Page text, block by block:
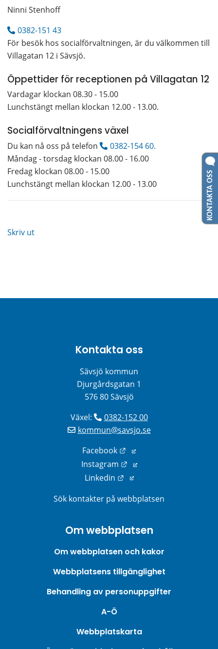
Ninni Stenhoff
0382-151 43
För besök hos socialförvaltningen, är du välkommen till
Villagatan 12 i Sävsjö.
Öppettider för receptionen på Villagatan 12
Vardagar klockan 08.30 - 15.00
Lunchstängt mellan klockan 12.00 - 13.00.
Socialförvaltningens växel
Du kan nå oss på telefon
0382-154 60.
Måndag - torsdag klockan 08.00 - 16.00
Fredag klockan 08.00 - 15.00
Lunchstängt mellan klockan 12.00 - 13.00
Skriv ut
Kontakta oss
Sävsjö kommun
Djurgårdsgatan 1
576 80 Sävsjö
Växel:
0382-152 00
kommun@savsjo.se
Facebook
Länk till annan
Instagram
Länk till annan
Linkedin
Länk till annan webbplats.
Sök kontakter på webbplatsen
Om webbplatsen
Om webbplatsen och kakor
Webbplatsens tillgänglighet
Behandling av personuppgifter
A-Ö
Webbplatskarta
KONTAKTA OSS